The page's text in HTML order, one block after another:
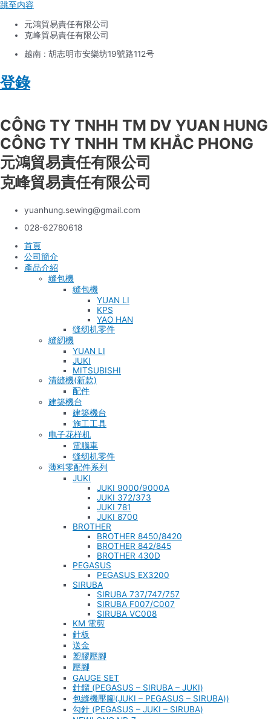
跳至内容
元鴻貿易責任有限公司
克峰貿易責任有限公司
越南 : 胡志明市安樂坊19號路112号
登錄
CÔNG TY TNHH TM DV YUAN HUNG
CÔNG TY TNHH TM KHẮC PHONG
元鴻貿易責任有限公司
克峰貿易責任有限公司
yuanhung.sewing@gmail.com
028-62780618
首頁
公司簡介
產品介紹
縫包機
縫包機
YUAN LI
KPS
YAO HAN
缝纫机零件
縫紉機
YUAN LI
JUKI
MITSUBISHI
清縫機(新款)
配件
建築機台
建築機台
施工工具
电子花样机
電腦車
缝纫机零件
薄料零配件系列
JUKI
JUKI 9000/9000A
JUKI 372/373
JUKI 781
JUKI 8700
BROTHER
BROTHER 8450/8420
BROTHER 842/845
BROTHER 430D
PEGASUS
PEGASUS EX3200
SIRUBA
SIRUBA 737/747/757
SIRUBA F007/C007
SIRUBA VC008
KM 電剪
針板
送金
塑膠壓腳
壓腳
GAUGE SET
針鎦 (PEGASUS – SIRUBA – JUKI)
包縫機壓腳(JUKI – PEGASUS – SIRUBA))
勾針 (PEGASUS – JUKI – SIRUBA)